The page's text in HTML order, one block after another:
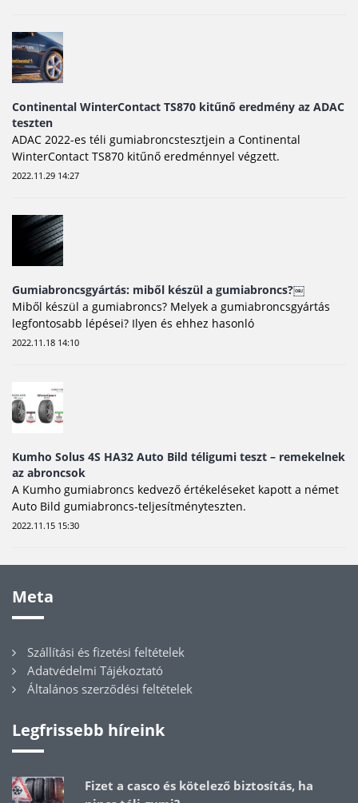
Continental WinterContact TS870 kitűnő eredmény az ADAC
teszten
ADAC 2022-es téli gumiabroncstesztjein a Continental
WinterContact TS870 kitűnő eredménnyel végzett.
2022.11.29 14:27
Gumiabroncsgyártás: miből készül a gumiabroncs?￼
Miből készül a gumiabroncs? Melyek a gumiabroncsgyártás
legfontosabb lépései? Ilyen és ehhez hasonló
2022.11.18 14:10
Kumho Solus 4S HA32 Auto Bild téligumi teszt – remekelnek
az abroncsok
A Kumho gumiabroncs kedvező értékeléseket kapott a német
Auto Bild gumiabroncs-teljesítményteszten.
2022.11.15 15:30
Meta
Szállítási és fizetési feltételek
Adatvédelmi Tájékoztató
Általános szerződési feltételek
Legfrissebb híreink
Fizet a casco és kötelező biztosítás, ha